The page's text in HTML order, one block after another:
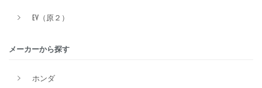
EV（原２）
メーカーから探す
ホンダ